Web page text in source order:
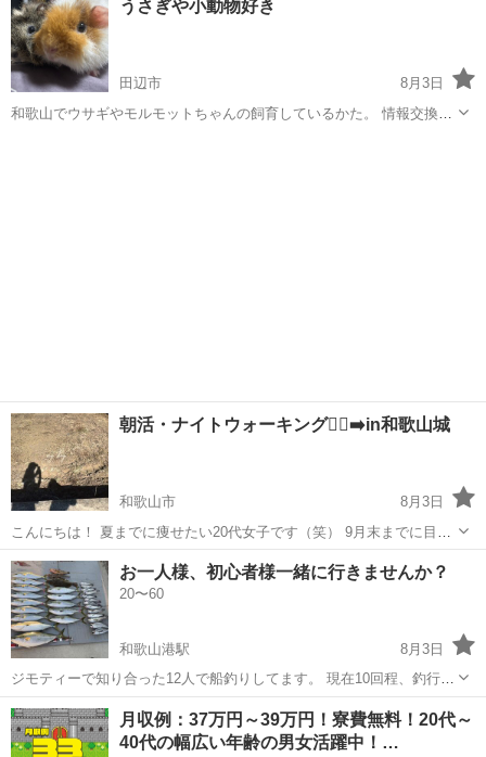
うさぎや小動物好き
田辺市
8月3日
和歌山でウサギやモルモットちゃんの飼育しているかた。 情報交換な
朝活・ナイトウォーキング🚶‍♀️‍➡️in和歌山城
和歌山市
8月3日
こんにちは！ 夏までに痩せたい20代女子です（笑） 9月末までに目標
体型を目指すために 日々のダイエット＋毎週の朝活ウォーキングをし
ています！ 6月から女子2人で始めたのですが、 ダイエット・朝活仲間
ができ...
和歌山 和歌山市 その他
お一人様、初心者様一緒に行きませんか？
20〜60
和歌山港駅
8月3日
ジモティーで知り合った12人で船釣りしてます。 現在10回程、釣行し
ていますが、一緒にどうですか？ ジギング、タイラバ、飲ませ釣り、
餌釣り、タコ等、いろいろとやってます。 魚釣りが好きな人、初めた
い人、美味しい魚が食べたい人...
和歌山 和歌山市 和歌山港駅 釣り
月収例：37万円～39万円！寮費無料！20代～
40代の幅広い年齢の男女活躍中！…